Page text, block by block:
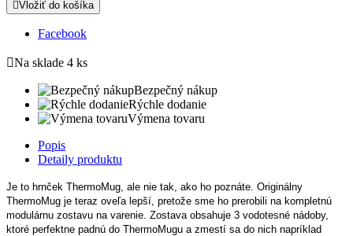
Vložiť do košíka
Facebook
Na sklade 4 ks
Bezpečný nákup
Rýchle dodanie
Výmena tovaru
Popis
Detaily produktu
Je to hrnček ThermoMug, ale nie tak, ako ho poznáte. Originálny
ThermoMug je teraz oveľa lepší, pretože sme ho prerobili na kompletnú
modulárnu zostavu na varenie. Zostava obsahuje 3 vodotesné nádoby,
ktoré perfektne padnú do ThermoMugu a zmestí sa do nich napríklad